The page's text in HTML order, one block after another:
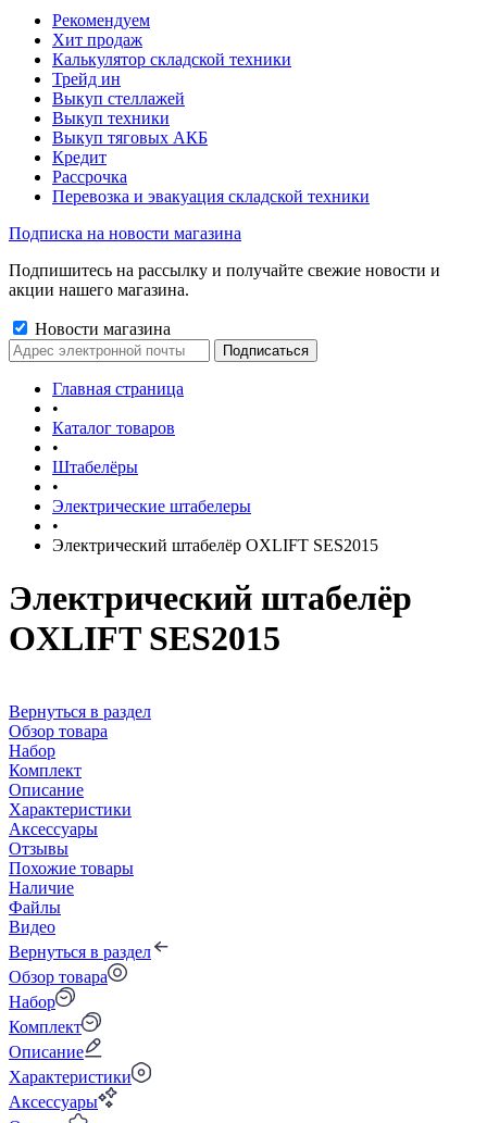
Рекомендуем
Хит продаж
Калькулятор складской техники
Трейд ин
Выкуп стеллажей
Выкуп техники
Выкуп тяговых АКБ
Кредит
Рассрочка
Перевозка и эвакуация складской техники
Подписка на новости магазина
Подпишитесь на рассылку и получайте свежие новости и
акции нашего магазина.
Новости магазина
Главная страница
•
Каталог товаров
•
Штабелёры
•
Электрические штабелеры
•
Электрический штабелёр OXLIFT SES2015
Электрический штабелёр
OXLIFT SES2015
Вернуться в раздел
Обзор товара
Набор
Комплект
Описание
Характеристики
Аксессуары
Отзывы
Похожие товары
Наличие
Файлы
Видео
Вернуться в раздел
Обзор товара
Набор
Комплект
Описание
Характеристики
Аксессуары